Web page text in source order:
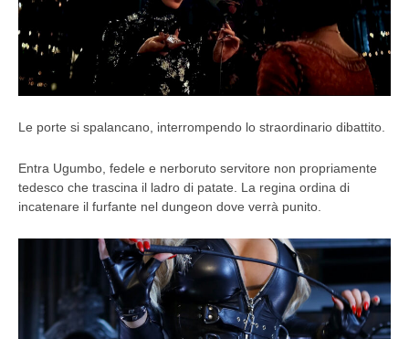
Le porte si spalancano, interrompendo lo straordinario dibattito.
Entra Ugumbo, fedele e nerboruto servitore non propriamente
tedesco che trascina il ladro di patate. La regina ordina di
incatenare il furfante nel dungeon dove verrà punito.